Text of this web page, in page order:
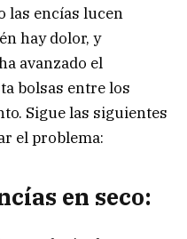
las encías lucen
hay dolor, y
avanzado el
bolsas entre los
Sigue las siguientes
el problema:
en seco: